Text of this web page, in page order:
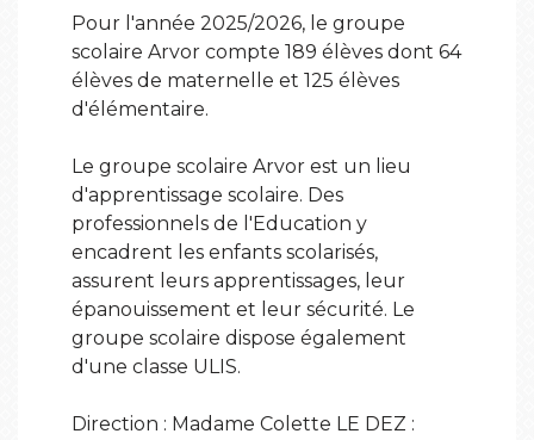
Pour l'année 2025/2026, le groupe
scolaire Arvor compte 189 élèves dont 64
élèves de maternelle et 125 élèves
d'élémentaire.
Le groupe scolaire Arvor est un lieu
d'apprentissage scolaire. Des
professionnels de l'Education y
encadrent les enfants scolarisés,
assurent leurs apprentissages, leur
épanouissement et leur sécurité. Le
groupe scolaire dispose également
d'une classe ULIS.
Direction : Madame Colette LE DEZ :